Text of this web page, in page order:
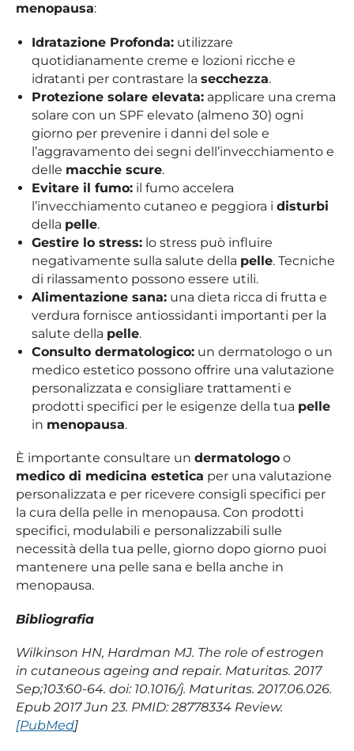
menopausa:
Idratazione Profonda: utilizzare
quotidianamente creme e lozioni ricche e
idratanti per contrastare la secchezza.
Protezione solare elevata: applicare una crema
solare con un SPF elevato (almeno 30) ogni
giorno per prevenire i danni del sole e
l’aggravamento dei segni dell’invecchiamento e
delle macchie scure.
Evitare il fumo: il fumo accelera
l’invecchiamento cutaneo e peggiora i disturbi
della pelle.
Gestire lo stress: lo stress può influire
negativamente sulla salute della pelle. Tecniche
di rilassamento possono essere utili.
Alimentazione sana: una dieta ricca di frutta e
verdura fornisce antiossidanti importanti per la
salute della pelle.
Consulto dermatologico: un dermatologo o un
medico estetico possono offrire una valutazione
personalizzata e consigliare trattamenti e
prodotti specifici per le esigenze della tua pelle
in menopausa.
È importante consultare un dermatologo o
medico di medicina estetica per una valutazione
personalizzata e per ricevere consigli specifici per
la cura della pelle in menopausa. Con prodotti
specifici, modulabili e personalizzabili sulle
necessità della tua pelle, giorno dopo giorno puoi
mantenere una pelle sana e bella anche in
menopausa.
Bibliografia
Wilkinson HN, Hardman MJ. The role of estrogen
in cutaneous ageing and repair. Maturitas. 2017
Sep;103:60-64. doi: 10.1016/j. Maturitas. 2017.06.026.
Epub 2017 Jun 23. PMID: 28778334 Review.
[PubMed]